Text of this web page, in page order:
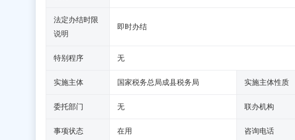
法定办结时限
说明
即时办结
特别程序 无
实施主体 国家税务总局成县税务局 实施主体性质
委托部门 无 联办机构
事项状态 在用 咨询电话